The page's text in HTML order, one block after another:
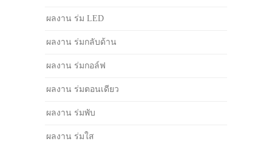
ผลงาน ร่ม LED
ผลงาน ร่มกลับด้าน
ผลงาน ร่มกอล์ฟ
ผลงาน ร่มตอนเดียว
ผลงาน ร่มพับ
ผลงาน ร่มใส